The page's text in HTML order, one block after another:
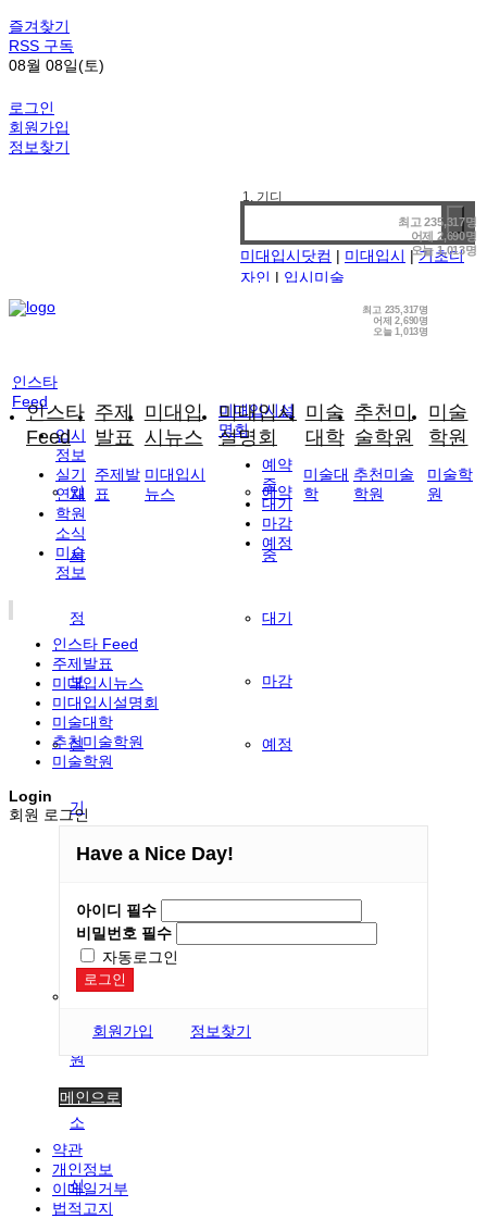
즐겨찾기
RSS 구독
08월 08일(토)
로그인
회원가입
정보찾기
최고235,317명
어제 2,690명
오늘1,013명
1. 기디
3. 강남
4. 선릉
미대입시닷컴 | 미대입시 | 기초디
자인 | 입시미술
최고 235,317명
어제2,690명
오늘1,013명
인스타
Feed
입
시
정
보
실
기
재
학
원
소
식
주제
발표
미대입
시뉴스
미대입시
설명회
예약
중
대기
마감
예정
미술
대학
추천미
술학원
미술
학원
인스타
Feed
입시
정보
실기
연재
학원
소식
미술
정보
주제발
표
미대입시
뉴스
미대입시설
명회
예약
중
대기
마감
예정
미술대
학
추천미술
학원
미술학
원
인스타 Feed
주제발표
미대입시뉴스
미대입시설명회
미술대학
추천미술학원
미술학원
Login
회원 로그인
Have a Nice Day!
아이디 필수
비밀번호 필수
자동로그인
로그인
회원가입 정보찾기
메인으로
약관
개인정보
이메일거부
법적고지